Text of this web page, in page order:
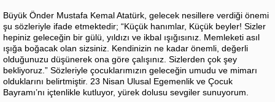
Büyük Önder Mustafa Kemal Atatürk, gelecek nesillere verdiği önemi
şu sözleriyle ifade etmektedir; “Küçük hanımlar, Küçük beyler! Sizler
hepiniz geleceğin bir gülü, yıldızı ve ikbal ışığısınız. Memleketi asıl
ışığa boğacak olan sizsiniz. Kendinizin ne kadar önemli, değerli
olduğunuzu düşünerek ona göre çalışınız. Sizlerden çok şey
bekliyoruz.” Sözleriyle çocuklarımızın geleceğin umudu ve mimarı
olduklarını belirtmiştir. 23 Nisan Ulusal Egemenlik ve Çocuk
Bayramı’nı içtenlikle kutluyor, yürek dolusu sevgiler sunuyorum.